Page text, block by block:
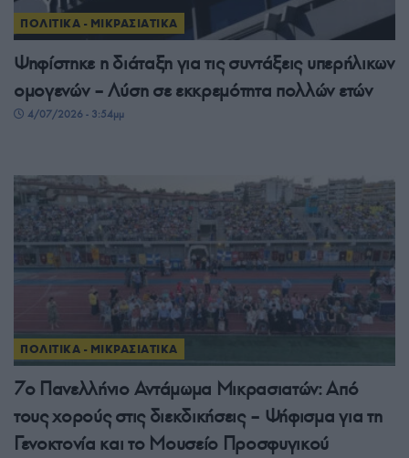
ΠΟΛΙΤΙΚΑ - ΜΙΚΡΑΣΙΑΤΙΚΑ
Ψηφίστηκε η διάταξη για τις συντάξεις υπερήλικων
ομογενών – Λύση σε εκκρεμότητα πολλών ετών
4/07/2026 - 3:54μμ
ΠΟΛΙΤΙΚΑ - ΜΙΚΡΑΣΙΑΤΙΚΑ
7ο Πανελλήνιο Αντάμωμα Μικρασιατών: Από
τους χορούς στις διεκδικήσεις – Ψήφισμα για τη
Γενοκτονία και το Μουσείο Προσφυγικού